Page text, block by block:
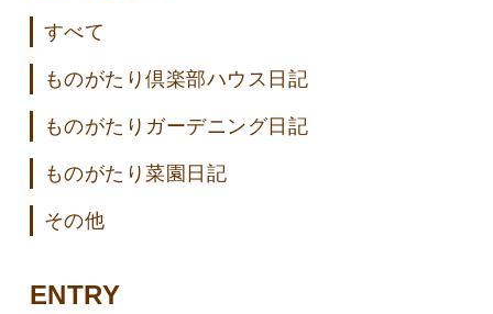
すべて
ものがたり倶楽部ハウス日記
ものがたりガーデニング日記
ものがたり菜園日記
その他
ENTRY